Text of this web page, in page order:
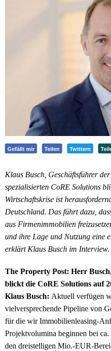
Gefällt mir Teilen Twittern
Klaus Busch, Geschäftsführer
spezialisierten CoRE Solutions
Wirtschaftskrise ist
Deutschland. Das führt dazu,
aus Firmenimmobilien
und ihre Lage und Nutzung eine
erklärt Klaus Busch im Interview.
The Property Post: Herr
blickt die CoRE Solutions auf
Klaus Busch: Aktuell verfügen
vielversprechende Pipeline von
für die wir Immobilienleasing-
Projektvolumina beginnen bei
den dreistelligen Mio.-EUR-